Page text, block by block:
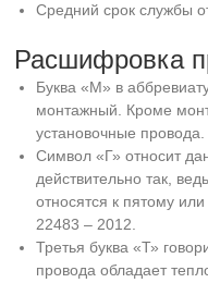
Средний срок службы
Расшифровка
Буква «М» в
монтажный. Кроме
установочные провода.
Символ «Г» относит
действительно так,
относятся к пятому
22483 – 2012.
Третья буква «Т»
провода обладает